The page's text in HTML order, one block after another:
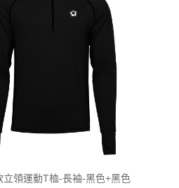
立領運動T桖-長袖-黑色+黑色